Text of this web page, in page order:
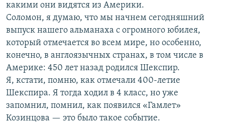
какими они видятся из Америки.
Соломон, я думаю, что мы начнем сегодняшний
выпуск нашего альманаха с огромного юбилея,
который отмечается во всем мире, но особенно,
конечно, в англоязычных странах, в том числе в
Америке: 450 лет назад родился Шекспир.
Я, кстати, помню, как отмечали 400-летие
Шекспира. Я тогда ходил в 4 класс, но уже
запомнил, помнил, как появился «Гамлет»
Козинцова — это было такое событие.